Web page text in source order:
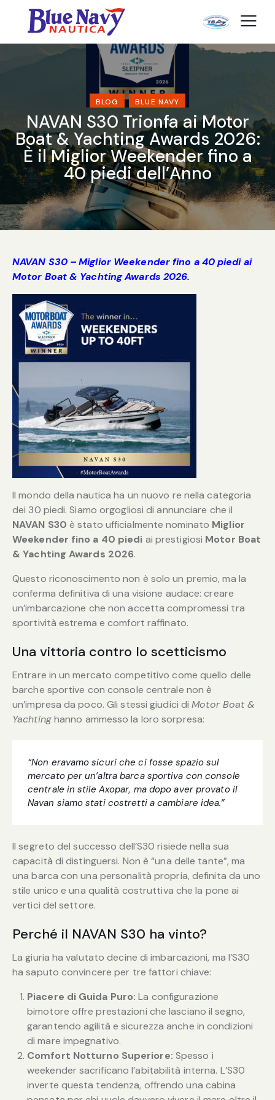
BLOG BLUE NAVY
NAVAN S30 Trionfa ai Motor
Boat & Yachting Awards 2026:
È il Miglior Weekender fino a
40 piedi dell’Anno
NAVAN S30 – Miglior Weekender fino a 40 piedi ai
Motor Boat & Yachting Awards 2026.
Il mondo della nautica ha un nuovo re nella categoria
dei 30 piedi. Siamo orgogliosi di annunciare che il
NAVAN S30 è stato ufficialmente nominato Miglior
Weekender fino a 40 piedi ai prestigiosi Motor Boat
& Yachting Awards 2026.
Questo riconoscimento non è solo un premio, ma la
conferma definitiva di una visione audace: creare
un’imbarcazione che non accetta compromessi tra
sportività estrema e comfort raffinato.
Una vittoria contro lo scetticismo
Entrare in un mercato competitivo come quello delle
barche sportive con console centrale non è
un’impresa da poco. Gli stessi giudici diMotor Boat &
Yachtinghanno ammesso la loro sorpresa:
“Non eravamo sicuri che ci fosse spazio sul
mercato per un’altra barca sportiva con console
centrale in stile Axopar, ma dopo aver provato il
Navan siamo stati costretti a cambiare idea.”
Il segreto del successo dell’S30 risiede nella sua
capacità di distinguersi. Non è “una delle tante”, ma
una barca con una personalità propria, definita da uno
stile unico e una qualità costruttiva che la pone ai
vertici del settore.
Perché il NAVAN S30 ha vinto?
La giuria ha valutato decine di imbarcazioni, ma l’S30
ha saputo convincere per tre fattori chiave:
Piacere di Guida Puro: La configurazione
bimotore offre prestazioni che lasciano il segno,
garantendo agilità e sicurezza anche in condizioni
di mare impegnativo.
Comfort Notturno Superiore: Spesso i
weekender sacrificano l’abitabilità interna. L’S30
inverte questa tendenza, offrendo una cabina